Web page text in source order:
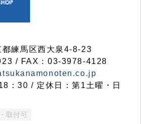
練馬区西大泉4-8-23
/ FAX：03-3978-4128
：30 / 定休日：第1土曜・日
取付可